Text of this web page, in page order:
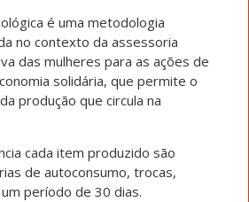
é uma metodologia
no contexto da assessoria
das mulheres para as ações de
solidária, que permite o
produção que circula na
cada item produzido são
de autoconsumo, trocas,
período de 30 dias.